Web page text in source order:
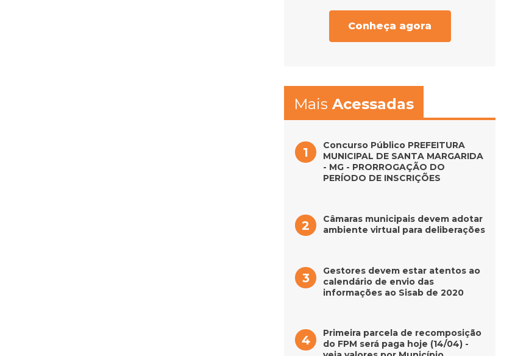
Conheça agora
Mais Acessadas
Concurso Público PREFEITURA
MUNICIPAL DE SANTA MARGARIDA
- MG - PRORROGAÇÃO DO
PERÍODO DE INSCRIÇÕES
Câmaras municipais devem adotar
ambiente virtual para deliberações
Gestores devem estar atentos ao
calendário de envio das
informações ao Sisab de 2020
Primeira parcela de recomposição
do FPM será paga hoje (14/04) -